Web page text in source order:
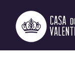
conteúdo